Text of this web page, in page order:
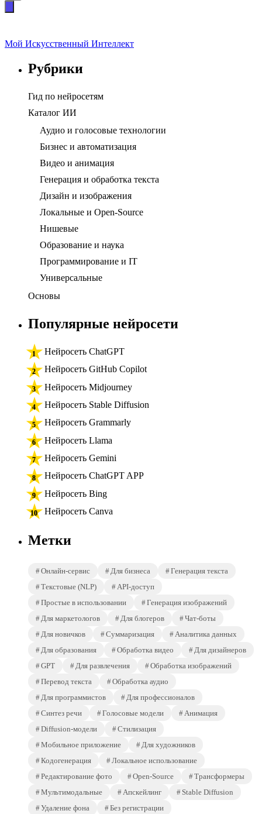
Мой Искусственный Интеллект
Рубрики
Гид по нейросетям
Каталог ИИ
Аудио и голосовые технологии
Бизнес и автоматизация
Видео и анимация
Генерация и обработка текста
Дизайн и изображения
Локальные и Open-Source
Нишевые
Образование и наука
Программирование и IT
Универсальные
Основы
Популярные нейросети
Нейросеть ChatGPT
Нейросеть GitHub Copilot
Нейросеть Midjourney
Нейросеть Stable Diffusion
Нейросеть Grammarly
Нейросеть Llama
Нейросеть Gemini
Нейросеть ChatGPT APP
Нейросеть Bing
Нейросеть Canva
Метки
Онлайн-сервис Для бизнеса
Генерация текста
Текстовые (NLP)
API-доступ
Простые в использовании
Генерация изображений
Для маркетологов
Для блогеров
Чат-боты
Для новичков
Суммаризация
Аналитика данных
Для образования
Обработка видео
Для дизайнеров
GPT
Для развлечения
Обработка изображений
Перевод текста
Обработка аудио
Для программистов
Для профессионалов
Синтез речи
Голосовые модели
Анимация
Diffusion-модели
Стилизация
Мобильное приложение
Для художников
Кодогенерация
Локальное использование
Редактирование фото
Open-Source
Трансформеры
Мультимодальные
Апскейлинг
Stable Diffusion
Удаление фона
Без регистрации